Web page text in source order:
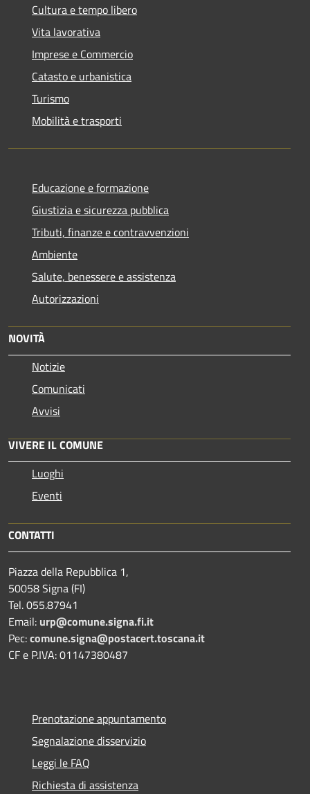
Cultura e tempo libero
Vita lavorativa
Imprese e Commercio
Catasto e urbanistica
Turismo
Mobilità e trasporti
Educazione e formazione
Giustizia e sicurezza pubblica
Tributi, finanze e contravvenzioni
Ambiente
Salute, benessere e assistenza
Autorizzazioni
NOVITÀ
Notizie
Comunicati
Avvisi
VIVERE IL COMUNE
Luoghi
Eventi
CONTATTI
Piazza della Repubblica 1,
50058 Signa (FI)
Tel. 055.87941
Email: urp@comune.signa.fi.it
Pec:comune.signa@postacert.toscana.it
CF e P.IVA: 01147380487
Prenotazione appuntamento
Segnalazione disservizio
Leggi le FAQ
Richiesta di assistenza